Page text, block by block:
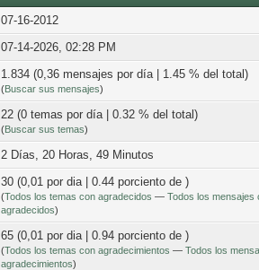
07-16-2012
07-14-2026, 02:28 PM
1.834 (0,36 mensajes por día | 1.45 % del total)
(Buscar sus mensajes)
22 (0 temas por día | 0.32 % del total)
(Buscar sus temas)
2 Días, 20 Horas, 49 Minutos
30 (0,01 por dia | 0.44 porciento de )
(Todos los temas con agradecidos — Todos los mensajes
agradecidos)
65 (0,01 por dia | 0.94 porciento de )
(Todos los temas con agradecimientos — Todos los
agradecimientos)